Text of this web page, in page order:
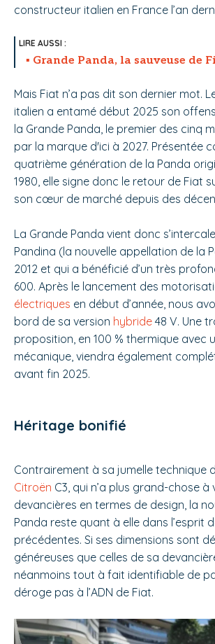
constructeur italien en France l’an
Grande Panda, la sauveuse de
Mais Fiat n’a pas dit son dernier mot.
italien a entamé début 2025 son
la Grande Panda, le premier des cinq
par la marque d'ici à 2027. Présentée
quatrième génération de la Panda
1980, elle signe donc le retour de Fiat
son cœur de marché depuis des
La Grande Panda vient donc
Pandina (la nouvelle appellation de la
2012 et qui a bénéficié d’un très
600. Après le lancement des
électriques en début d’année, nous
bord de sa version hybride 48 V. Une
proposition, en 100 % thermique avec
mécanique, viendra également
avant fin 2025.
Héritage bonifié
Contrairement à sa jumelle technique
Citroën C3, qui n’a plus grand-chose à
devancières en termes de design, la
Panda reste quant à elle dans l’esprit
précédentes. Si ses dimensions sont
généreuses que celles de sa
néanmoins tout à fait identifiable de
déroge pas à l’ADN de Fiat.